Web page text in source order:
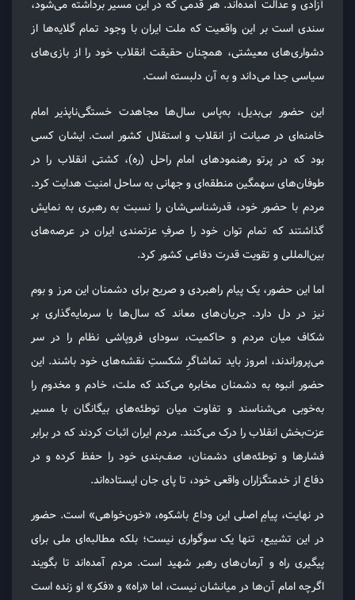
آزادی و عدالت آمده‌اند. هر قدمی که در این مسیر برداشته می‌شود،
سندی است بر این واقعیت که ملت ایران با وجود تمام گلایه‌ها از
دشواری‌های معیشتی، همچنان حقیقت انقلاب خود را از بازی‌های
سیاسی جدا می‌داند و به آن دلبسته است.
این حضور بی‌بدیل، به‌پاس سال‌ها مجاهدت خستگی‌ناپذیر امام
خامنه‌ای در صیانت از انقلاب و استقلال کشور است. ایشان کسی
بود که در پرتو رهنمودهای امام راحل (ره)، کشتی انقلاب را در
طوفان‌های سهمگین منطقه‌ای و جهانی به ساحل امنیت هدایت کرد.
مردم با حضور خود، قدرشناسی‌شان را نسبت به رهبری به نمایش
گذاشتند که تمام توان خود را صرفِ عزتمندی ایران در عرصه‌های
بین‌المللی و تقویت قدرت دفاعی کشور کرد.
اما این حضور، یک پیام راهبردی و صریح برای دشمنان این مرز و بوم
نیز در دل دارد. جریان‌های معاند که سال‌ها با سرمایه‌گذاری بر
شکاف میان مردم و حاکمیت، سودای فروپاشی نظام را در سر
می‌پروراندند، امروز باید تماشاگرِ شکستِ نقشه‌های خود باشند. این
حضور انبوه به دشمنان مخابره می‌کند که ملت، خادم و مخدوم را
به‌خوبی می‌شناسند و تفاوت میان توطئه‌های بیگانگان با مسیر
عزت‌بخش انقلاب را درک می‌کنند. مردم ایران اثبات کردند که در برابر
فشارها و توطئه‌های دشمنان، صف‌بندی خود را حفظ کرده و در
دفاع از خدمتگزاران واقعی خود، تا پای جان ایستاده‌اند.
در نهایت، پیامِ اصلی این وداع باشکوه، «خون‌خواهی» است. حضور
در این تشییع، تنها یک سوگواری نیست؛ بلکه مطالبه‌ای ملی برای
پیگیری راه و آرمان‌های رهبر شهید است. مردم آمده‌اند تا بگویند
اگرچه امام آن‌ها در میانشان نیست، اما «راه» و «فکر» او زنده است